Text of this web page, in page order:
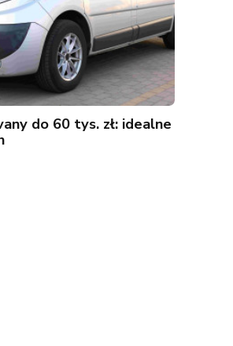
do 60 tys. zł: idealne